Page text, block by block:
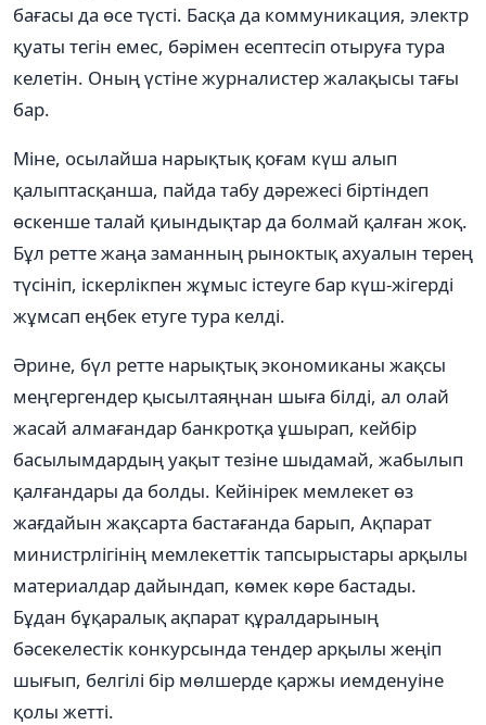
бағасы да өсе түсті. Басқа да коммуникация, электр
қуаты тегін емес, бәрімен есептесіп отыруға тура
келетін. Оның үстіне журналистер жалақысы тағы
бар.
Міне, осылайша нарықтық қоғам күш алып
қалыптасқанша, пайда табу дәрежесі біртіндеп
өскенше талай қиындықтар да болмай қалған жоқ.
Бұл ретте жаңа заманның рыноктық ахуалын терең
түсініп, іскерлікпен жұмыс істеуге бар күш-жігерді
жұмсап еңбек етуге тура келді.
Әрине, бүл ретте нарықтық экономиканы жақсы
меңгергендер қысылтаяңнан шыға білді, ал олай
жасай алмағандар банкротқа ұшырап, кейбір
басылымдардың уақыт тезіне шыдамай, жабылып
қалғандары да болды. Кейінірек мемлекет өз
жағдайын жақсарта бастағанда барып, Ақпарат
министрлігінің мемлекеттік тапсырыстары арқылы
материалдар дайындап, көмек көре бастады.
Бұдан бұқаралық ақпарат құралдарының
бәсекелестік конкурсында тендер арқылы жеңіп
шығып, белгілі бір мөлшерде қаржы иемденуіне
қолы жетті.